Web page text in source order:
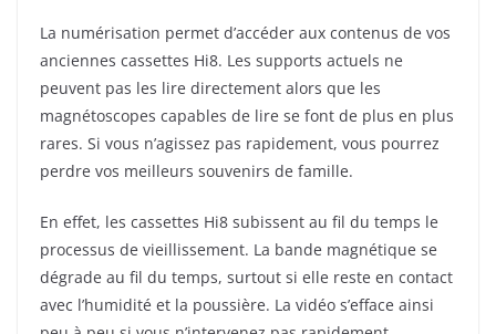
La numérisation permet d’accéder aux contenus de vos
anciennes cassettes Hi8. Les supports actuels ne
peuvent pas les lire directement alors que les
magnétoscopes capables de lire se font de plus en plus
rares. Si vous n’agissez pas rapidement, vous pourrez
perdre vos meilleurs souvenirs de famille.
En effet, les cassettes Hi8 subissent au fil du temps le
processus de vieillissement. La bande magnétique se
dégrade au fil du temps, surtout si elle reste en contact
avec l’humidité et la poussière. La vidéo s’efface ainsi